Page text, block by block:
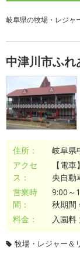
岐阜県の牧場・レジャ
中津川市ふれ
住所：
岐阜県
アクセ
ス：
【電
央自動
営業時
間：
9:00～
秋期間
料金：
入園料
牧場・レジャー＆